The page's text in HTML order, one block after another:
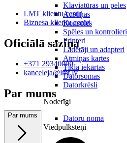
Klaviatūras un peles
Austiņas
Konsoles
Spēles un kontrolieri
Printeri
Lādētāji un adapteri
Atmiņas kartes
Tīkla iekārtas
Datorsomas
Datorkrēsli
Noderīgi
Datoru noma
Viedpulksteņi
LMT klientu centri
Biznesa klientu centri
Oficiālā saziņa
+371 29340000
kanceleja@lmt.lv
Par mums
Par mums